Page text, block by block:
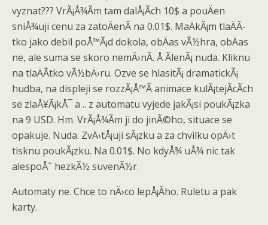
vyznat??? VrÃ¡Å¾Ã­m tam dalÅ¡Ã­ch 10$ a pouÄen
sniÅ¾uji cenu za zatoÄenÃ­ na 0.01$. MaÄkÃ¡m tlaÄÃ­
tko jako debil poÅ™Ã¡d dokola, obÄas vÃ½hra, obÄas
ne, ale suma se skoro nemÄ›nÃ­. Å Ã­lenÃ¡ nuda. Kliknu
na tlaÄÃ­tko vÃ½bÄ›ru. Ozve se hlasitÃ¡ dramatickÃ¡
hudba, na displeji se rozzÃ¡Å™Ã­ animace kulÃ¡tejÃ­cÃ­ch
se zlaÅ¥Ã¡kÅ¯ a .. z automatu vyjede jakÃ¡si poukÃ¡zka
na 9 USD. Hm. VrÃ¡Å¾Ã­m ji do jinÃ©ho, situace se
opakuje. Nuda. ZvÄ›tÅ¡uji sÃ¡zku a za chvilku opÄ›t
tisknu poukÃ¡zku. Na 0.01$. No kdyÅ¾ uÅ¾ nic tak
alespoÅˆ hezkÃ½ suvenÃ½r.
Automaty ne. Chce to nÄ›co lepÅ¡Ã­ho. Ruletu a pak
karty.